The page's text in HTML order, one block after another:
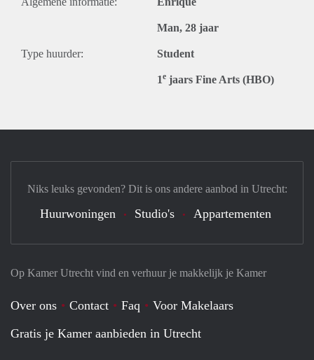
Man, 28 jaar
Type huurder: Student
1e jaars Fine Arts (HBO)
Op Kamer Utrecht vind en verhuur je makkelijk je Kamer
Over ons Contact Faq
Voor Makelaars
Gratis je Kamer aanbieden in Utrecht
Niks leuks gevonden? Dit is ons andere aanbod in Utrecht:
Huurwoningen Studio's Appartementen